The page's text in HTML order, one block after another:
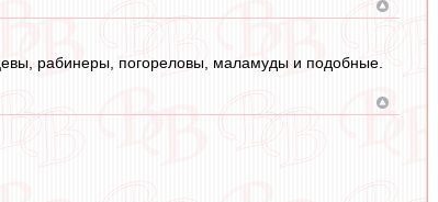
рабинеры, погореловы, маламуды и подобные.